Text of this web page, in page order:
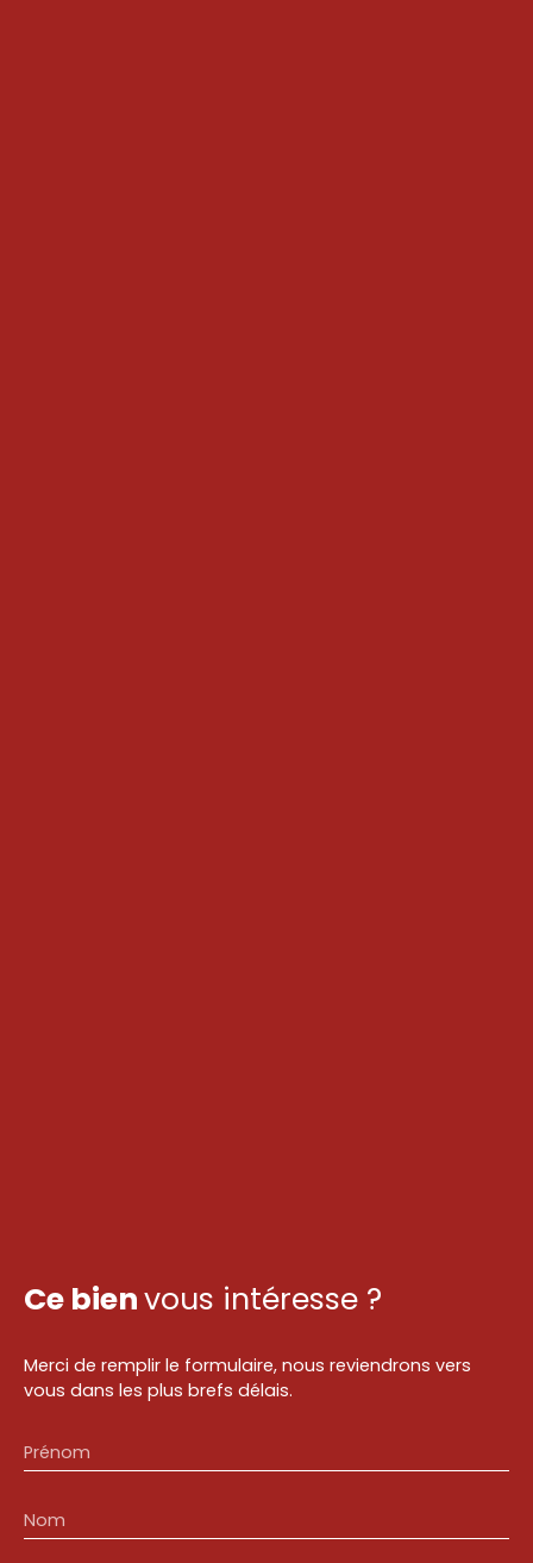
Ce bienvous intéresse ?
Merci de remplir le formulaire, nous reviendrons vers
vous dans les plus brefs délais.
Prénom
Nom